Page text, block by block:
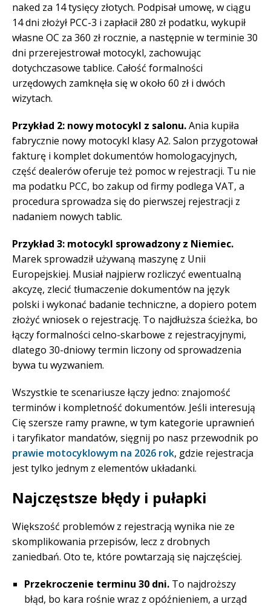
naked za 14 tysięcy złotych. Podpisał umowę, w ciągu
14 dni złożył PCC-3 i zapłacił 280 zł podatku, wykupił
własne OC za 360 zł rocznie, a następnie w terminie 30
dni przerejestrował motocykl, zachowując
dotychczasowe tablice. Całość formalności
urzędowych zamknęła się w około 60 zł i dwóch
wizytach.
Przykład 2: nowy motocykl z salonu.Ania kupiła
fabrycznie nowy motocykl klasy A2. Salon przygotował
fakturę i komplet dokumentów homologacyjnych,
część dealerów oferuje też pomoc w rejestracji. Tu nie
ma podatku PCC, bo zakup od firmy podlega VAT, a
procedura sprowadza się do pierwszej rejestracji z
nadaniem nowych tablic.
Przykład 3: motocykl sprowadzony z Niemiec.
Marek sprowadził używaną maszynę z Unii
Europejskiej. Musiał najpierw rozliczyć ewentualną
akcyzę, zlecić tłumaczenie dokumentów na język
polski i wykonać badanie techniczne, a dopiero potem
złożyć wniosek o rejestrację. To najdłuższa ścieżka, bo
łączy formalności celno-skarbowe z rejestracyjnymi,
dlatego 30-dniowy termin liczony od sprowadzenia
bywa tu wyzwaniem.
Wszystkie te scenariusze łączy jedno: znajomość
terminów i kompletność dokumentów. Jeśli interesują
Cię szersze ramy prawne, w tym kategorie uprawnień
i taryfikator mandatów, sięgnij po nasz przewodnik po
prawie motocyklowym na 2026 rok, gdzie rejestracja
jest tylko jednym z elementów układanki.
Najczęstsze błędy i pułapki
Większość problemów z rejestracją wynika nie ze
skomplikowania przepisów, lecz z drobnych
zaniedbań. Oto te, które powtarzają się najczęściej.
Przekroczenie terminu 30 dni. To najdroższy
błąd, bo kara rośnie wraz z opóźnieniem, a urząd